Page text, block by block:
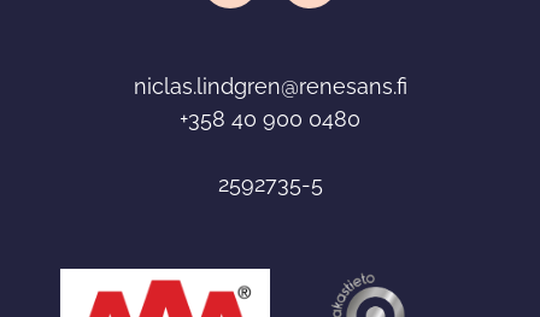
niclas.lindgren@renesans.fi
+358 40 900 0480
2592735-5